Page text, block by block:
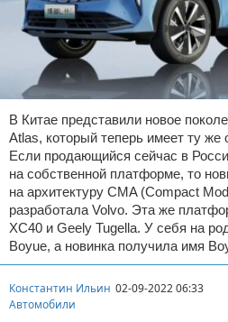
В Китае представили новое
Atlas, который теперь имеет ту же
Если продающийся сейчас в
на собственной платформе, то
на архитектуру CMA (Compact
разработала Volvo. Эта же
XC40 и Geely Tugella. У себя на
Boyue, а новинка получила имя
Константин Ильин 02-09-2022 06:33
Автомобили